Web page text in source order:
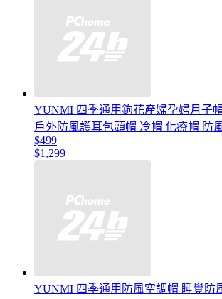
YUNMI 四季通用鉤花產婦孕婦月子
戶外防風護耳包頭帽 冷帽 化療帽 防
$499
$1,299
YUNMI 四季通用防風空調帽 睡覺防